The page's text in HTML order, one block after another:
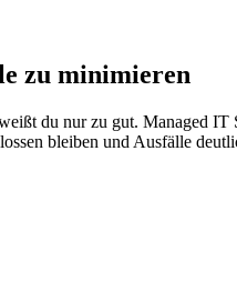
zu minimieren
du nur zu gut. Managed
bleiben und Ausfälle